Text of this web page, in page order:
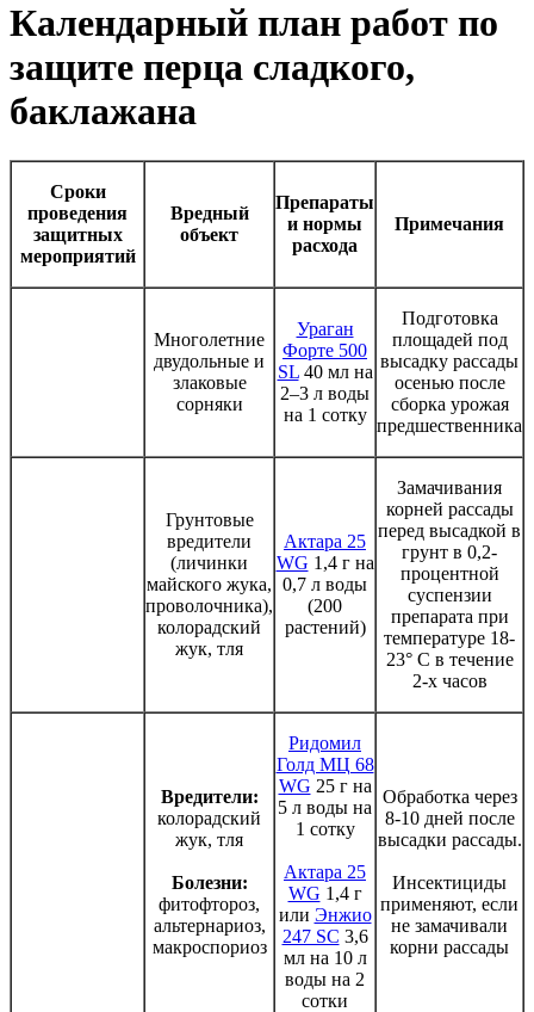
Календарный план работ по
защите перца сладкого,
баклажана
Сроки
проведения
защитных
мероприятий
Вредный
объект
Препараты
и нормы
расхода
Примечания
Многолетние
двудольные и
злаковые
сорняки
Ураган
Форте 500
SL40 мл на
2–3 л воды
на 1 сотку
Подготовка
площадей под
высадку рассады
осенью после
сборка урожая
предшественника
Грунтовые
вредители
(личинки
майского жука,
проволочника),
колорадский
жук, тля
Актара 25
WG 1,4 г на
0,7 л воды
(200
растений)
Замачивания
корней рассады
перед высадкой в
грунт в 0,2-
процентной
суспензии
препарата при
температуре 18-
23° С в течение
2-х часов
Вредители:
колорадский
жук, тля
Болезни:
фитофтороз,
альтернариоз,
макроспориоз
Ридомил
Голд МЦ 68
WG 25 г на
5 л воды на
1 сотку
Актара 25
WG 1,4 г
или Энжио
247 SC 3,6
мл на 10 л
воды на 2
сотки
Обработка через
8-10 дней после
высадки рассады.
Инсектициды
применяют, если
не замачивали
корни рассады